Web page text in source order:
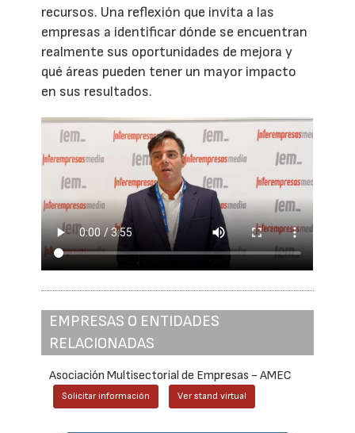
recursos. Una reflexión que invita a las
empresas a identificar dónde se encuentran
realmente sus oportunidades de mejora y
qué áreas pueden tener un mayor impacto
en sus resultados.
EMPRESAS O ENTIDADES
RELACIONADAS
Asociación Multisectorial de Empresas - AMEC
Solicitar información Ver stand virtual